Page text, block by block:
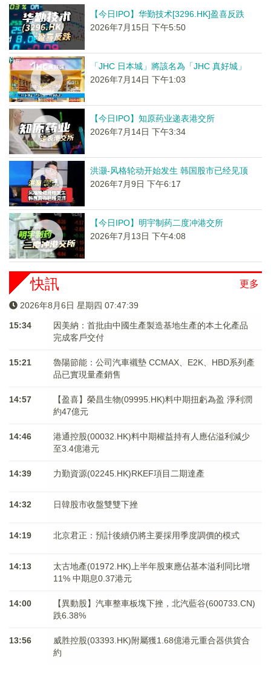
【今日IPO】华勤技术[3296.HK]盈喜反跌
2026年7月15日 下午5:50
「JHC 日本城」將該名為「JHC 真好城」
2026年7月14日 下午1:03
【今日IPO】知原药业递表港交所
2026年7月14日 下午3:34
洪灏-风格轮动开始发生 韩国股市已经见顶
2026年7月9日 下午6:17
【今日IPO】明宇制药二度冲港交所
2026年7月13日 下午4:08
更多
快訊
2026年8月6日 星期四 07:47:39
15:34
因美納：首批由中國生產製造基地生產的本土化產品
完成客戶交付
15:21
魯陽節能：公司汽車襯墊 CCMAX、E2K、HBD系列產
品已實現量產銷售
14:57
【盈喜】榮昌生物(09995.HK)料中期扭虧為盈 淨利潤
約47億元
14:46
港通控股(00032.HK)料中期權益持有人應佔溢利減少
至3.4億港元
14:39 力勤資源(02245.HK)RKEF項目二期達產
14:32 日韓股市收盤雙雙下挫
14:19 北京君正：預計後續仍將主要採用季度調價的模式
14:13
太古地產(01972.HK)上半年股東應佔基本溢利同比增
11% 中期息0.37港元
14:00
【異動股】汽車整車板塊下挫，北汽藍谷(600733.CN)
跌6.38%
13:56
威胜控股(03393.HK)附屬獲1.68億港元重合器供貨合
約